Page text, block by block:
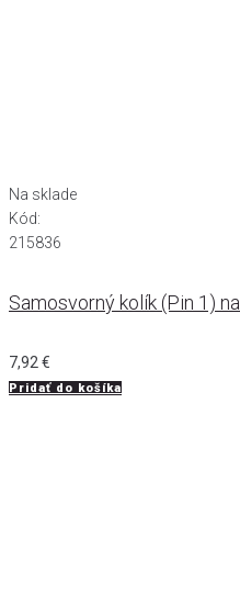
Na sklade
Kód:
215836
Samosvorný kolík (Pin 1)
7,92€
Pridať do košíka